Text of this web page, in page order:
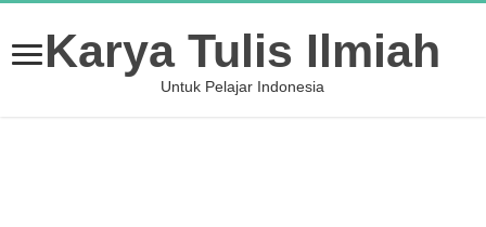
Karya Tulis Ilmiah
Untuk Pelajar Indonesia